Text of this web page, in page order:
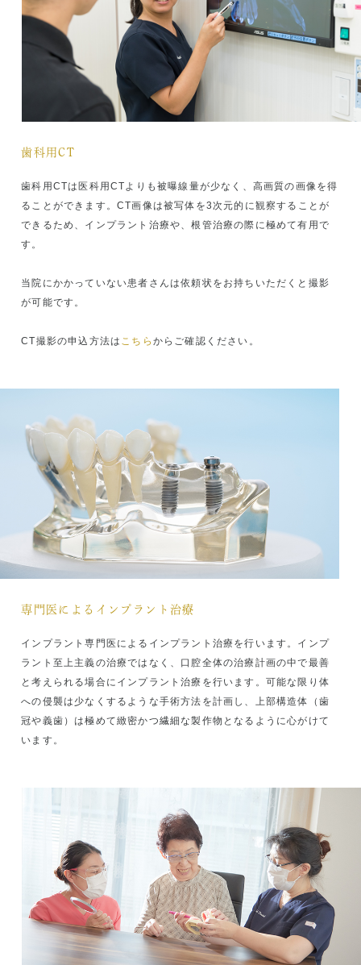
「SillHa」で検査すれば数分で、むし歯や歯周病のなり
ます。 むし歯、歯周病、口臭等、気になる方は、1度唾
液検査を受けてみたらいかがでしょうか。詳しくは当院
のスタッフまでお問合せください。
乳歯・永久歯（親しらず含む）のご提供のお願い
当院では、 株式会社U-factor
落や矯正治療等により抜去せざるをえなかった乳歯・永
久歯のご提供のご協力をお願いしております。
株式会社U-factorは、国が定めている「人を対象とする
生命科学・医学系研究に関する倫理指針」に則り、適切
な手順でご提供をお願いしています。
ご提供頂いた歯は、難病（例：筋委縮性側索硬化症
（ALS）、緑内障、ドライアイ、アルツハイマー型認知
症、など）に苦しむ世界中の人々を救う新たな治療薬と
ご興味のある方は、当院受付までお問い合わせくださ
AIチャット設置しました
AIチャット機能による相談窓口を設置いたしました。
右下の AIに質問 よりご利用いただけます。
ぜひご活用ください。
在宅の高齢者を職種間連携でどう支えるかを
考える
「歯科」でつながる多職種連携～口は健康
（病気）の入り口～
高齢者が地域で生活を続けるためには、医療
と介護の多職種協働による包括的ケアが不可
欠です。今回は、実際の在宅歯科医療の現場
を通して、多職種連携ができる支援の在り方
歯科用CT
歯科用CTは医科用CTよりも被曝線量が少なく、高画質の画像を得
ることができます。CT画像は被写体を3次元的に観察することが
できるため、インプラント治療や、根管治療の際に極めて有用で
す。
当院にかかっていない患者さんは依頼状をお持ちいただくと撮影
が可能です。
CT撮影の申込方法は こちら からご確認ください。
専門医によるインプラント治療
インプラント専門医によるインプラント治療を行います。インプ
ラント至上主義の治療ではなく、口腔全体の治療計画の中で最善
と考えられる場合にインプラント治療を行います。可能な限り体
への侵襲は少なくするような手術方法を計画し、上部構造体（歯
冠や義歯）は極めて緻密かつ繊細な製作物となるように心がけて
います。